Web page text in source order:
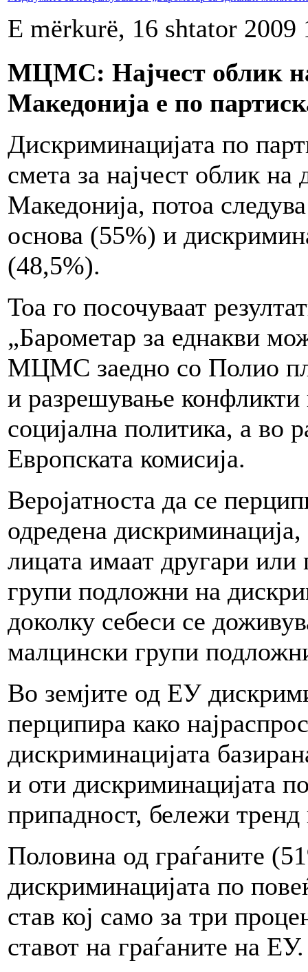
E mërkurë, 16 shtator 2009
МЦМС: Најчест облик
Македонија е по
Дискриминацијата по
смета за најчест облик
Македонија, потоа
основа (55%) и
(48,5%).
Тоа го посочуваат
„Барометар за еднакви
МЦМС заедно со Полио
и разрешување
социјална политика, а во
Европската комисија.
Веројатноста да се
одредена
лицата имаат другари
групи подложни на
доколку себеси се
малцински групи
Во земјите од ЕУ
перципира како
дискриминацијата
и оти дискриминацијата
припадност, бележи
Половина од граѓаните
дискриминацијата по
став кој само за три
ставот на граѓаните на ЕУ.